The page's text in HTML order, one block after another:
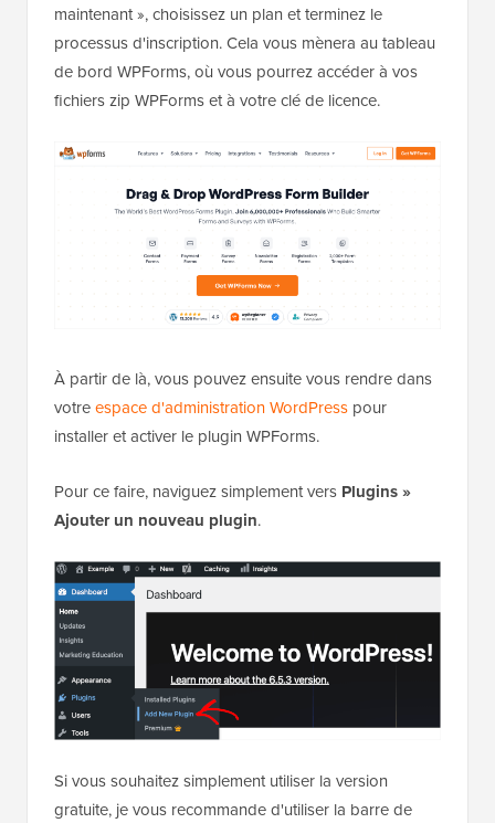
maintenant », choisissez un plan et terminez le
processus d'inscription. Cela vous mènera au tableau
de bord WPForms, où vous pourrez accéder à vos
fichiers zip WPForms et à votre clé de licence.
À partir de là, vous pouvez ensuite vous rendre dans
votreespace d'administration WordPress pour
installer et activer le plugin WPForms.
Pour ce faire, naviguez simplement vers Plugins»
Ajouter un nouveau plugin.
Si vous souhaitez simplement utiliser la version
gratuite, je vous recommande d'utiliser la barre de